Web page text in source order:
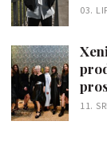
03.
11.